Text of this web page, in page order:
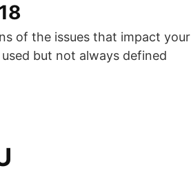
of the issues that impact your
but not always defined